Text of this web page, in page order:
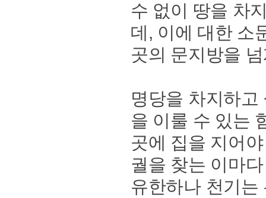
수 없이 땅을 차
데, 이에 대한 소
곳의 문지방을
명당을 차지하
을 이룰 수 있는
곳에 집을 지어
궐을 찾는 이마
유한하나 천기는